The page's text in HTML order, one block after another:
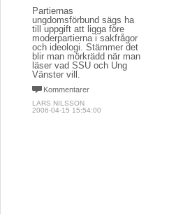
Partiernas
ungdomsförbund sägs ha
till uppgift att ligga före
moderpartierna i sakfrågor
och ideologi. Stämmer det
blir man mörkrädd när man
läser vad SSU och Ung
Vänster vill.
Kommentarer
LARS NILSSON
2006-04-15 15:54:00